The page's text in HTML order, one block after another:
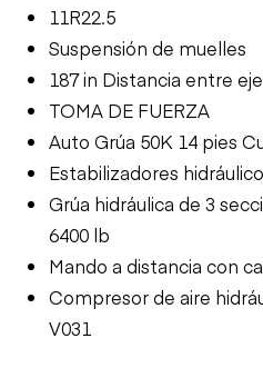
11R22.5
Suspensión de muelles
187 in Distancia entre
TOMA DE FUERZA
Auto Grúa 50K 14 pies
Estabilizadores
Grúa hidráulica de 3
6400 lb
Mando a distancia con
Compresor de aire
V031